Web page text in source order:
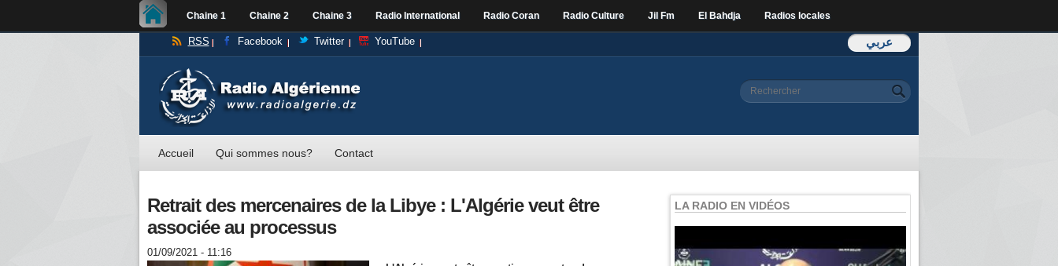
Chaine 1 Chaine 2 Chaine 3 Radio International Radio Coran Radio Culture Jil Fm El Bahdja Radios locales
عربي RSS Facebook Twitter YouTube
Formulaire de
Rechercher
Accueil Qui sommes nous? Contact
Retrait des mercenaires de la Libye : L'Algérie veut être
associée au processus
01/09/2021 - 11:16
LA RADIO EN VIDÉOS